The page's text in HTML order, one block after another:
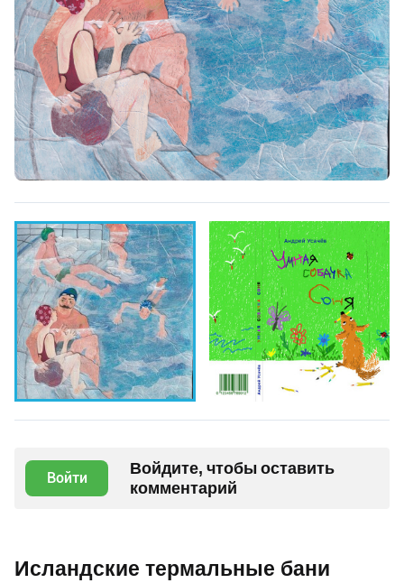
Войти
Войдите, чтобы оставить
комментарий
Исландские термальные бани